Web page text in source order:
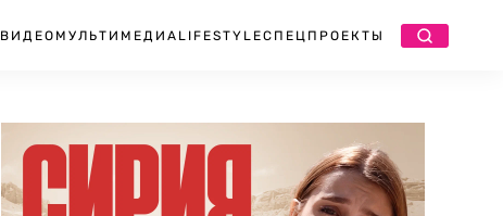
ВИДЕО МУЛЬТИМЕДИА LIFESTYLEСПЕЦПРОЕКТЫ